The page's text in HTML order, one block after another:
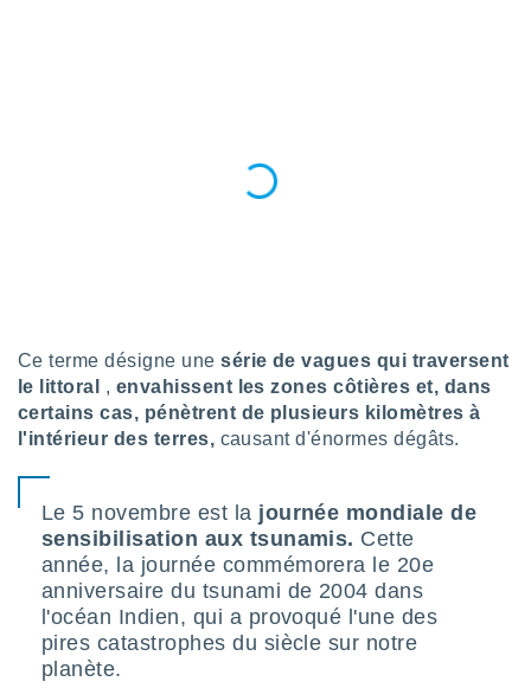
la
du
en
à
Ce terme désigne unesérie de vagues qui traversent
le
littoral , envahissent les zones côtières et, dans
certains cas, pénètrent de plusieurs kilomètres à
l'intérieur des terres, causant d'énormes dégâts.
Le 5 novembre est la journée mondiale de
sensibilisation aux tsunamis. Cette
année, la journée commémorera le 20e
anniversaire du tsunami de 2004 dans
l'océan Indien, qui a provoqué l'une des
pires catastrophes du siècle sur notre
planète.